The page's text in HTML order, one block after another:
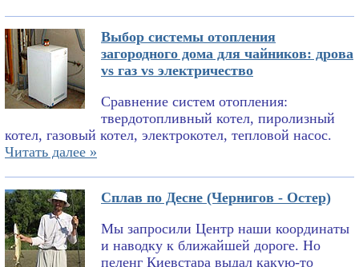
Выбор системы отопления
загородного дома для чайников: дрова
vs газ vs электричество
Сравнение систем отопления:
твердотопливный котел, пиролизный
котел, газовый котел, электрокотел, тепловой насос.
Читать далее »
Сплав по Десне (Чернигов - Остер)
Мы запросили Центр наши координаты
и наводку к ближайшей дороге. Но
пеленг Киевстара выдал какую-то